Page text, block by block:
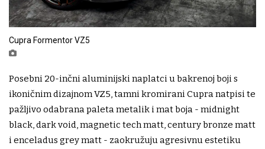
Cupra Formentor VZ5
Posebni 20-inčni aluminijski naplatci u bakrenoj boji s
ikoničnim dizajnom VZ5, tamni kromirani Cupra natpisi te
pažljivo odabrana paleta metalik i mat boja - midnight
black, dark void, magnetic tech matt, century bronze matt
i enceladus grey matt - zaokružuju agresivnu estetiku